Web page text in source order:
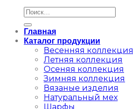
Главная
Каталог продукции
Весенняя коллекция
Летняя коллекция
Осеняя коллекция
Зимняя коллекция
Вязаные изделия
Натуральный мех
Шарфы